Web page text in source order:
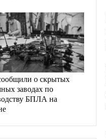
о скрытых
заводах по
БПЛА на